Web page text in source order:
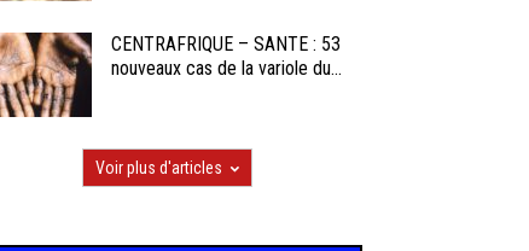
CENTRAFRIQUE – SANTE : 53
nouveaux cas de la variole du...
Voir plus d'articles